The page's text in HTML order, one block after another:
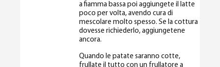
a fiamma bassa poi aggiungete il latte
poco per volta, avendo cura di
mescolare molto spesso. Se la cottura
dovesse richiederlo, aggiungetene
ancora.
Quando le patate saranno cotte,
frullate il tutto con un frullatore a